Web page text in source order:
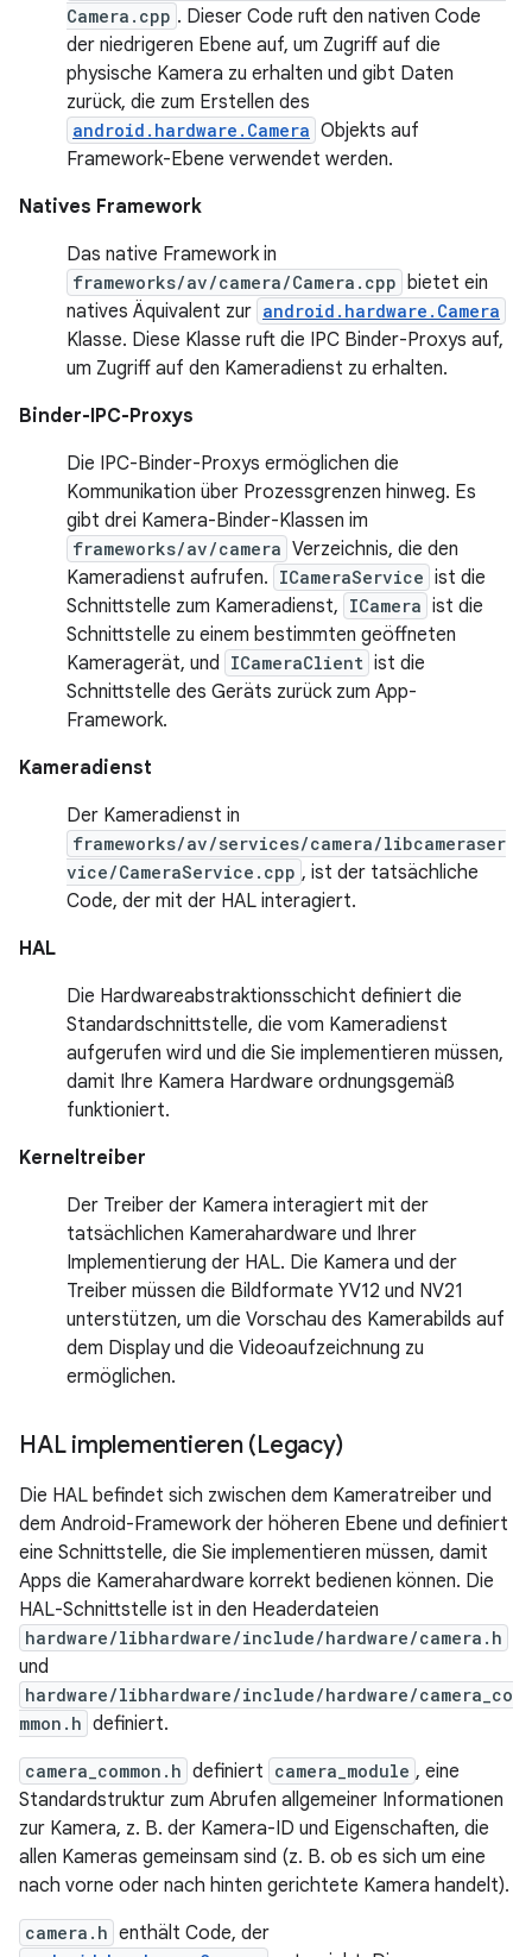
Camera.cpp . Dieser Code ruft den nativen Code
der niedrigeren Ebene auf, um Zugriff auf die
physische Kamera zu erhalten und gibt Daten
zurück, die zum Erstellen des
android.hardware.Camera Objekts auf
Framework-Ebene verwendet werden.
Natives Framework
Das native Framework in
frameworks/av/camera/Camera.cpp
bietet ein
natives Äquivalent zur android.hardware.Camera
Klasse. Diese Klasse ruft die IPC Binder-Proxys auf,
um Zugriff auf den Kameradienst zu erhalten.
Binder-IPC-Proxys
Die IPC-Binder-Proxys ermöglichen die
Kommunikation über Prozessgrenzen hinweg. Es
gibt drei Kamera-Binder-Klassen im
frameworks/av/camera Verzeichnis, die den
Kameradienst aufrufen. ICameraService ist die
Schnittstelle zum Kameradienst, ICamera ist die
Schnittstelle zu einem bestimmten geöffneten
Kameragerät, und
ICameraClient ist die
Schnittstelle des Geräts zurück zum App-
Framework.
Kameradienst
Der Kameradienst in
frameworks/av/services/camera/libcameraser
vice/CameraService.cpp , ist der tatsächliche
Code, der mit der HAL interagiert.
HAL
Die Hardwareabstraktionsschicht definiert die
Standardschnittstelle, die vom Kameradienst
aufgerufen wird und die Sie implementieren müssen,
damit Ihre Kamera Hardware ordnungsgemäß
funktioniert.
Kerneltreiber
Der Treiber der Kamera interagiert mit der
tatsächlichen Kamerahardware und Ihrer
Implementierung der HAL. Die Kamera und der
Treiber müssen die Bildformate YV12 und NV21
unterstützen, um die Vorschau des Kamerabilds auf
dem Display und die Videoaufzeichnung zu
ermöglichen.
HAL implementieren (Legacy)
Die HAL befindet sich zwischen dem Kameratreiber und
dem Android-Framework der höheren Ebene und definiert
eine Schnittstelle, die Sie implementieren müssen, damit
Apps die Kamerahardware korrekt bedienen können. Die
HAL-Schnittstelle ist in den Headerdateien
hardware/libhardware/include/hardware/camera.h
und
hardware/libhardware/include/hardware/camera_co
mmon.h definiert.
camera_common.h definiert camera_module , eine
Standardstruktur zum Abrufen allgemeiner Informationen
zur Kamera, z. B. der Kamera-ID und Eigenschaften, die
allen Kameras gemeinsam sind (z. B. ob es sich um eine
nach vorne oder nach hinten gerichtete Kamera handelt).
camera.h enthält Code, der